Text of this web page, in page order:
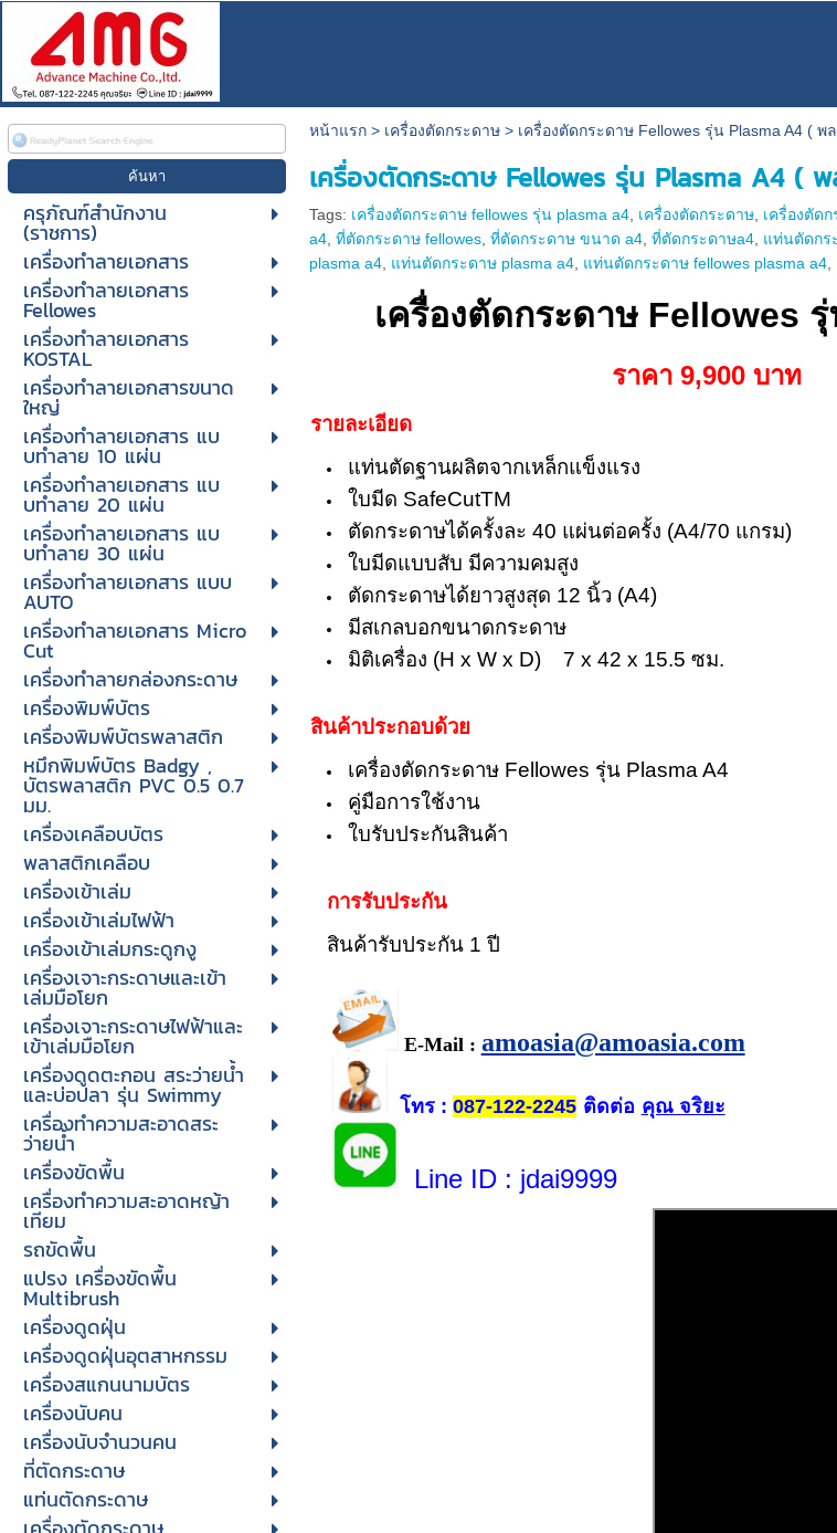
ครุภัณฑ์สำนักงาน
(ราชการ)
เครื่องทำลายเอกสาร
เครื่องทำลายเอกสาร
Fellowes
เครื่องทำลายเอกสาร
KOSTAL
เครื่องทำลายเอกสารขนาด
ใหญ่
เครื่องทําลายเอกสาร แบ
บทําลาย 10 แผ่น
เครื่องทําลายเอกสาร แบ
บทําลาย 20 แผ่น
เครื่องทําลายเอกสาร แบ
บทําลาย 30 แผ่น
เครื่องทำลายเอกสาร แบบ
AUTO
เครื่องทำลายเอกสาร Micro
Cut
เครื่องทำลายกล่องกระดาษ
เครื่องพิมพ์บัตร
เครื่องพิมพ์บัตรพลาสติก
หมึกพิมพ์บัตร Badgy ,
บัตรพลาสติก PVC 0.5 0.7
มม.
เครื่องเคลือบบัตร
พลาสติกเคลือบ
เครื่องเข้าเล่ม
เครื่องเข้าเล่มไฟฟ้า
เครื่องเข้าเล่มกระดูกงู
เครื่องเจาะกระดาษและเข้า
เล่มมือโยก
เครื่องเจาะกระดาษไฟฟ้าและ
เข้าเล่มมือโยก
เครื่องดูดตะกอน สระว่ายน้ำ
และบ่อปลา รุ่น Swimmy
เครื่องทำความสะอาดสระ
ว่ายน้ำ
เครื่องขัดพื้น
เครื่องทำความสะอาดหญ้า
เทียม
รถขัดพื้น
แปรง เครื่องขัดพื้น
Multibrush
เครื่องดูดฝุ่น
เครื่องดูดฝุ่นอุตสาหกรรม
เครื่องสแกนนามบัตร
เครื่องนับคน
เครื่องนับจํานวนคน
ที่ตัดกระดาษ
แท่นตัดกระดาษ
หน้าแรก> เครื่องตัดกระดาษ> เครื่องตัดกระดาษ Fellowes รุ่น Plasma A4 ( พ
เครื่องตัดกระดาษ Fellowes รุ่น Plasma A4 (
Tags: เครื่องตัดกระดาษ fellowes รุ่น plasma a4 เครื่องตัดกระดาษ เครื่องตัด
a4 ,ที่ตัดกระดาษ fellowes ,ที่ตัดกระดาษ ขนาด a4 ,ที่ตัดกระดาษa4 แท่นตัดกร
plasma a4 แท่นตัดกระดาษ plasma a4 แท่นตัดกระดาษ fellowes plasma a4
เครื่องตัดกระดาษ Fellowes
ราคา 9,900 บาท
รายละเอียด
แท่นตัดฐานผลิตจากเหล็กแข็งแรง
ใบมีด SafeCutTM
ตัดกระดาษได้ครั้งละ 40 แผ่นต่อครั้ง (A4/70 แกรม)
ใบมีดแบบสับ มีความคมสูง
ตัดกระดาษได้ยาวสูงสุด 12 นิ้ว (A4)
มีสเกลบอกขนาดกระดาษ
มิติเครื่อง (H x W x D) 7 x 42 x 15.5 ซม.
สินค้าประกอบด้วย
เครื่องตัดกระดาษ Fellowes รุ่น Plasma A4
คู่มือการใช้งาน
ใบรับประกันสินค้า
การรับประกัน
สินค้ารับประกัน 1 ปี
E-Mail : amoasia@amoasia.com
โทร: 087-122-2245ติดต่อ คุณ จริยะ
Line ID : jdai9999